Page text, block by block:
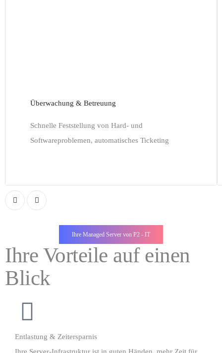
Überwachung & Betreuung
Schnelle Feststellung von Hard- und
Softwareproblemen, automatisches Ticketing
Ihre Managed Server von P2 - IT
Ihre Vorteile auf einen
Blick
Entlastung & Zeitersparnis
Ihre Server-Infrastruktur ist in guten Händen, mehr Zeit für